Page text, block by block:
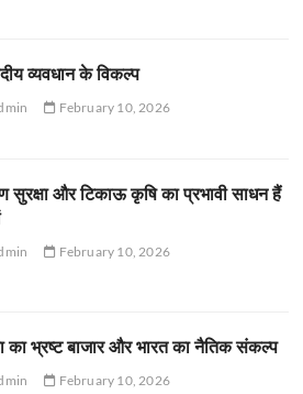
व्यवधान के विकल्प
February 10, 2026
सुरक्षा और टिकाऊ कृषि का प्रभावी साधन हैं
February 10, 2026
का भ्रष्ट बाजार और भारत का नैतिक संकल्प
February 10, 2026